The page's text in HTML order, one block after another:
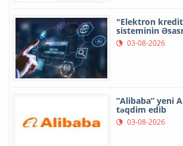
"Elektron
sisteminin
03-08-2026
“Alibaba” yeni
təqdim edib
03-08-2026